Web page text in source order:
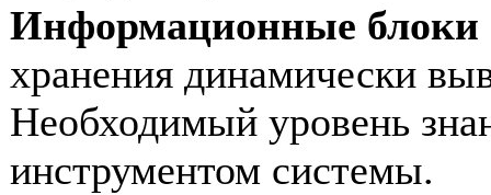
Информационные блоки
хранения динамически
Необходимый уровень
инструментом системы.